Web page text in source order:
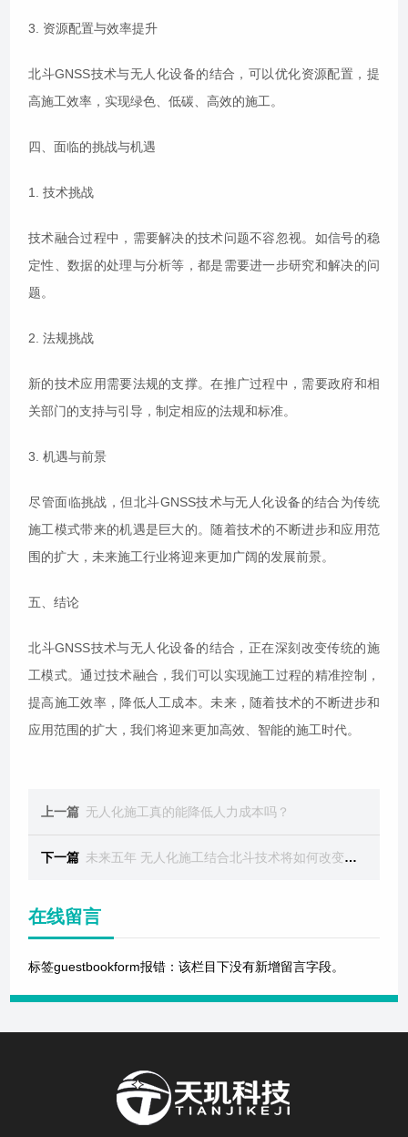
3. 资源配置与效率提升
北斗GNSS技术与无人化设备的结合，可以优化资源配置，提
高施工效率，实现绿色、低碳、高效的施工。
四、面临的挑战与机遇
1. 技术挑战
技术融合过程中，需要解决的技术问题不容忽视。如信号的稳
定性、数据的处理与分析等，都是需要进一步研究和解决的问
题。
2. 法规挑战
新的技术应用需要法规的支撑。在推广过程中，需要政府和相
关部门的支持与引导，制定相应的法规和标准。
3. 机遇与前景
尽管面临挑战，但北斗GNSS技术与无人化设备的结合为传统
施工模式带来的机遇是巨大的。随着技术的不断进步和应用范
围的扩大，未来施工行业将迎来更加广阔的发展前景。
五、结论
北斗GNSS技术与无人化设备的结合，正在深刻改变传统的施
工模式。通过技术融合，我们可以实现施工过程的精准控制，
提高施工效率，降低人工成本。未来，随着技术的不断进步和
应用范围的扩大，我们将迎来更加高效、智能的施工时代。
上一篇 无人化施工真的能降低人力成本吗？
下一篇 未来五年 无人化施工结合北斗技术将如何改变基建行业？
在线留言
标签guestbookform报错：该栏目下没有新增留言字段。